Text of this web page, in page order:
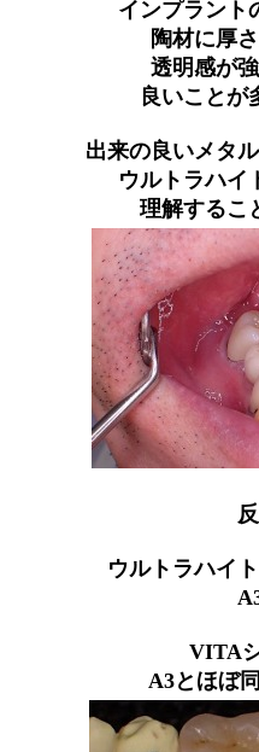
インプラント
陶材に厚
透明感が
良いことが
出来の良いメタ
ウルトラハイ
理解するこ
ウルトラハイ
VITA
A3とほぼ